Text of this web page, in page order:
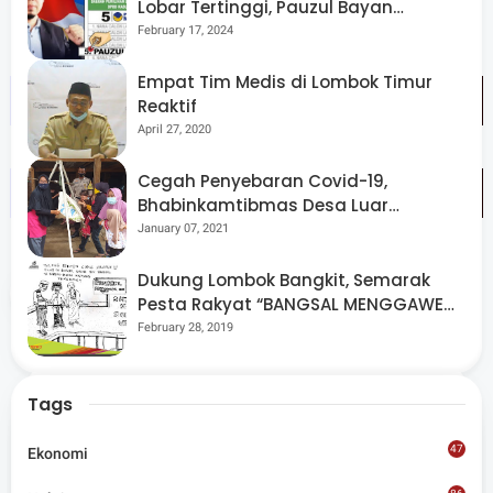
Share
Lobar Tertinggi, Pauzul Bayan
Berpeluang “Rebut” Kursi Dapil 3
February 17, 2024
Empat Tim Medis di Lombok Timur
Reaktif
April 27, 2020
Cegah Penyebaran Covid-19,
Bhabinkamtibmas Desa Luar
Pantau Kegiatan Posyandu
January 07, 2021
Dukung Lombok Bangkit, Semarak
Pesta Rakyat “BANGSAL MENGGAWE”
Kembali Digelar Para Seniman Di
February 28, 2019
Tags
Ekonomi 47